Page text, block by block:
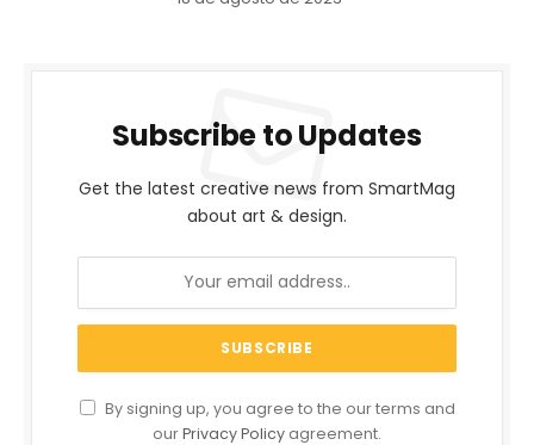
Subscribe to Updates
Get the latest creative news from SmartMag
about art & design.
By signing up, you agree to the our terms and
ourPrivacy Policy agreement.